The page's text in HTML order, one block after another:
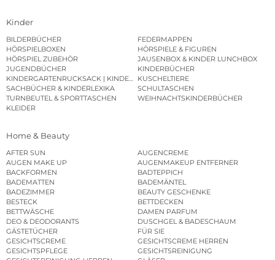
Kinder
BILDERBÜCHER
FEDERMAPPEN
HÖRSPIELBOXEN
HÖRSPIELE & FIGUREN
HÖRSPIEL ZUBEHÖR
JAUSENBOX & KINDER LUNCHBOX
JUGENDBÜCHER
KINDERBÜCHER
KINDERGARTENRUCKSACK | KINDERGARTENBEUTEL
KUSCHELTIERE
SACHBÜCHER & KINDERLEXIKA
SCHULTASCHEN
TURNBEUTEL & SPORTTASCHEN
WEIHNACHTSKINDERBÜCHER
KLEIDER
Home & Beauty
AFTER SUN
AUGENCREME
AUGEN MAKE UP
AUGENMAKEUP ENTFERNER
BACKFORMEN
BADTEPPICH
BADEMATTEN
BADEMÄNTEL
BADEZIMMER
BEAUTY GESCHENKE
BESTECK
BETTDECKEN
BETTWÄSCHE
DAMEN PARFUM
DEO & DEODORANTS
DUSCHGEL & BADESCHAUM
GÄSTETÜCHER
FÜR SIE
GESICHTSCREME
GESICHTSCREME HERREN
GESICHTSPFLEGE
GESICHTSREINIGUNG